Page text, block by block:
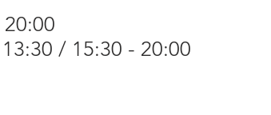
/ 15:30 - 20:00